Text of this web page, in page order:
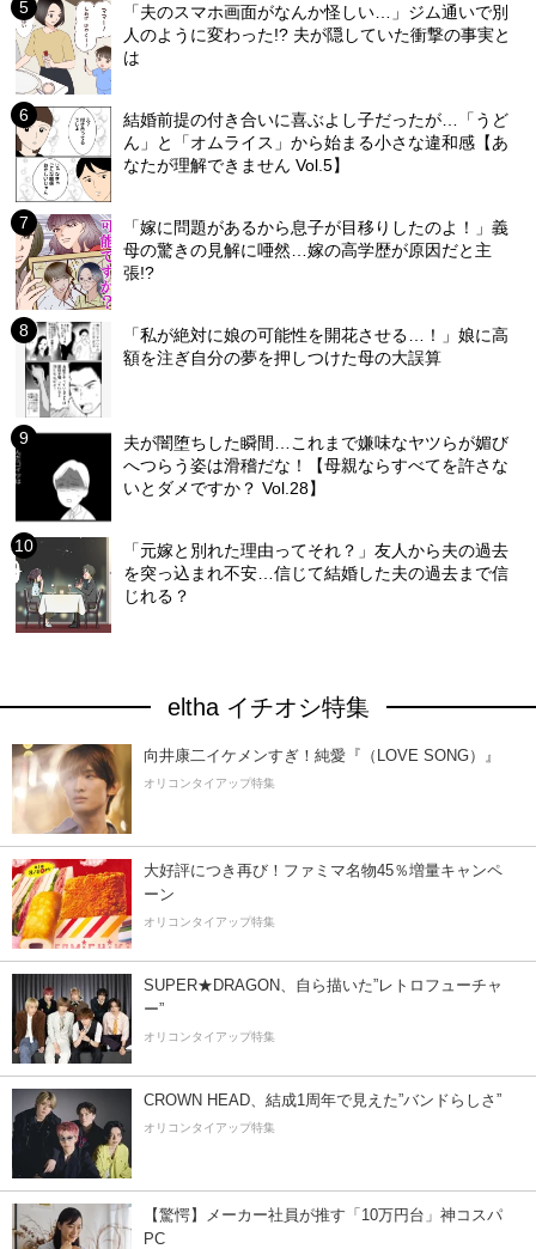
「夫のスマホ画面がなんか怪しい…」ジム通いで別
人のように変わった!? 夫が隠していた衝撃の事実と
は
結婚前提の付き合いに喜ぶよし子だったが…「うど
ん」と「オムライス」から始まる小さな違和感【あ
なたが理解できません Vol.5】
「嫁に問題があるから息子が目移りしたのよ！」義
母の驚きの見解に唖然…嫁の高学歴が原因だと主
張!?
「私が絶対に娘の可能性を開花させる…！」娘に高
額を注ぎ自分の夢を押しつけた母の大誤算
夫が闇堕ちした瞬間…これまで嫌味なヤツらが媚び
へつらう姿は滑稽だな！【母親ならすべてを許さな
いとダメですか？ Vol.28】
「元嫁と別れた理由ってそれ？」友人から夫の過去
を突っ込まれ不安…信じて結婚した夫の過去まで信
じれる？
eltha イチオシ特集
向井康二イケメンすぎ！純愛『（LOVE SONG）』
オリコンタイアップ特集
大好評につき再び！ファミマ名物45％増量キャンペ
ーン
オリコンタイアップ特集
SUPER★DRAGON、自ら描いた”レトロフューチャ
ー”
オリコンタイアップ特集
CROWN HEAD、結成1周年で見えた”バンドらしさ”
オリコンタイアップ特集
【驚愕】メーカー社員が推す「10万円台」神コスパ
PC